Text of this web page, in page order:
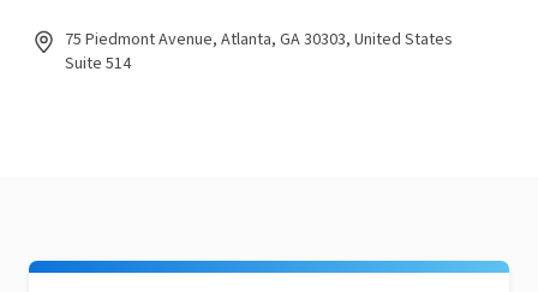
75 Piedmont Avenue, Atlanta, GA 30303, United States
Suite 514